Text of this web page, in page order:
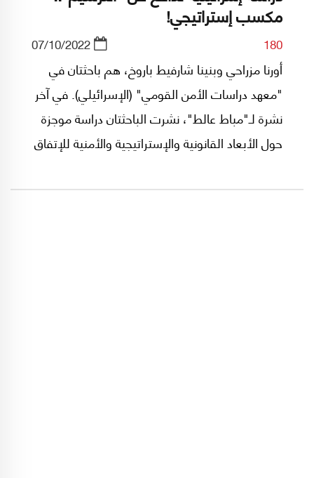
مكسب إستراتيجي!
180
07/10/2022
أورنا مزراحي وبنينا شارفيط باروخ، هم باحثتان في
"معهد دراسات الأمن القومي" (الإسرائيلي). في آخر
نشرة لـ"مباط عالط"، نشرت الباحثتان دراسة موجزة
حول الأبعاد القانونية والإستراتيجية والأمنية للإتفاق
الحدود البحرية.